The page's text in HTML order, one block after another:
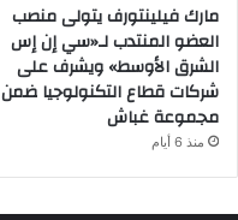
مارك فيلينتورف يتولى منصب
العضو المنتدب لـ«سي إن إس
الشرق الأوسط» ويشرف على
شركات قطاع التكنولوجيا ضمن
مجموعة غباش
منذ 6 أيام